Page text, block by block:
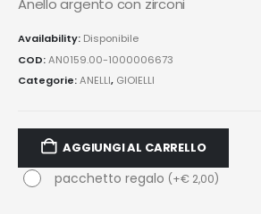
Availability: Disponibile
COD:AN0159.00-1000006673
Categorie:ANELLI, GIOIELLI
AGGIUNGI AL CARRELLO
pacchetto regalo (+€2,00)